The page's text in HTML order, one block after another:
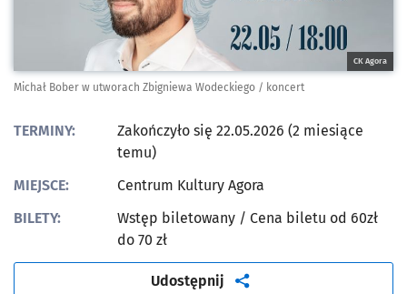
CK Agora
Michał Bober w utworach Zbigniewa Wodeckiego / koncert
TERMINY:
Zakończyło się 22.05.2026 (2 miesiące
temu)
MIEJSCE:
Centrum Kultury Agora
BILETY:
Wstęp biletowany / Cena biletu od 60zł
do 70 zł
Udostępnij artykuł